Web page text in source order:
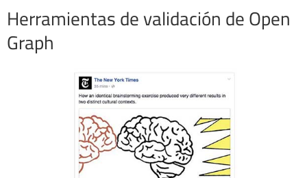
Herramientas de validación de Open
Graph